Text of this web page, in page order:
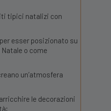
tipici natalizi con
esser posizionato su
o come
un’atmosfera
le decorazioni